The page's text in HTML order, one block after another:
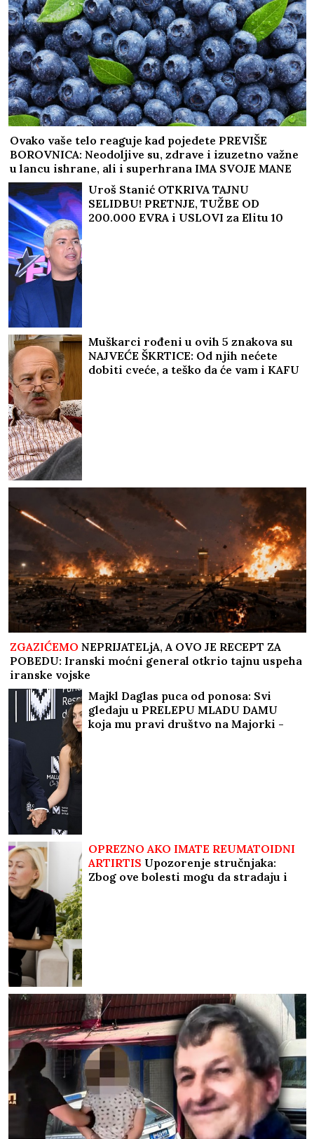
Ovako vaše telo reaguje kad pojedete PREVIŠE
BOROVNICA: Neodoljive su, zdrave i izuzetno važne
u lancu ishrane, ali i superhrana IMA SVOJE MANE
Uroš Stanić OTKRIVA TAJNU
SELIDBU! PRETNJE, TUŽBE OD
200.000 EVRA i USLOVI za Elitu 10
Muškarci rođeni u ovih 5 znakova su
NAJVEĆE ŠKRTICE: Od njih nećete
dobiti cveće, a teško da će vam i KAFU
ZGAZIĆEMO NEPRIJATELjA, A OVO JE RECEPT ZA
POBEDU: Iranski moćni general otkrio tajnu uspeha
iranske vojske
Majkl Daglas puca od ponosa: Svi
gledaju u PRELEPU MLADU DAMU
koja mu pravi društvo na Majorki -
OPREZNO AKO IMATE REUMATOIDNI
ARTIRTIS Upozorenje stručnjaka:
Zbog ove bolesti mogu da stradaju i